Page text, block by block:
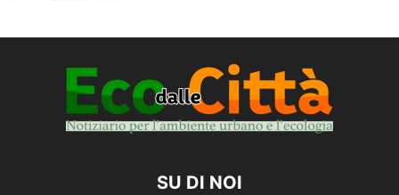
SU DI NOI